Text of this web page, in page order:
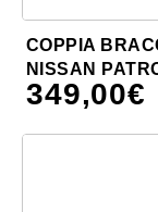
COPPIA
NISSAN
349,00€